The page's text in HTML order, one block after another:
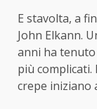
E stavolta, a
John Elkann.
anni ha
più complicati.
crepe iniziano